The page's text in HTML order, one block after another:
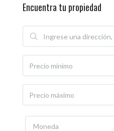
Encuentra tu propiedad
Moneda